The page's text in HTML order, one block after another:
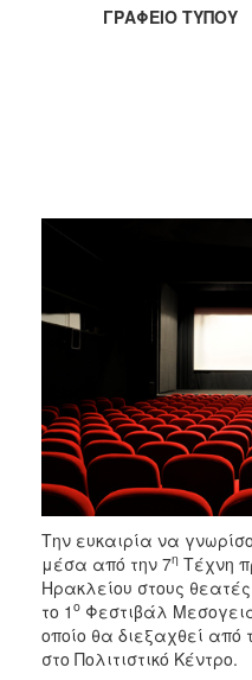
2019
ΠΟΛΙΤΙΣΜΟΣ
ΑΝΘΕΚΤΙΚΗ
ΠΟΛΗ
ΓΡΑΦΕΙΟ ΤΥΠΟΥ
Την ευκαιρία να
μέσα από την 7η Τέχνη
Ηρακλείου στους
το 1 ο Φεστιβάλ
οποίο θα διεξαχθεί από
στο Πολιτιστικό Κέντρο.